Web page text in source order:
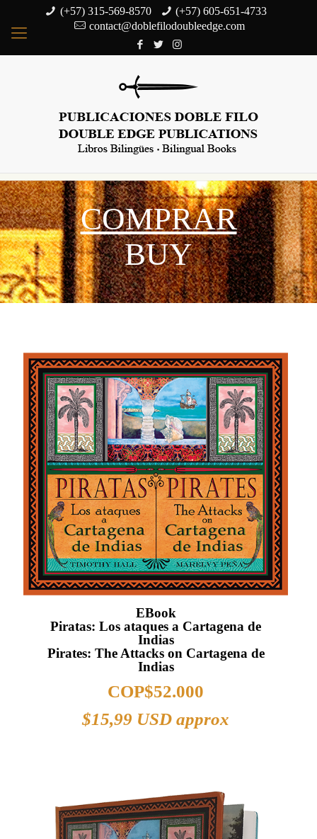
(+57) 315-569-8570
(+57) 605-651-4733
contact@doblefilodoubleedge.com
COMPRAR
BUY
EBook
Piratas: Los ataques a Cartagena de
Indias
Pirates: The Attacks on Cartagena de
Indias
COP$52.000
$15,99 USD approx